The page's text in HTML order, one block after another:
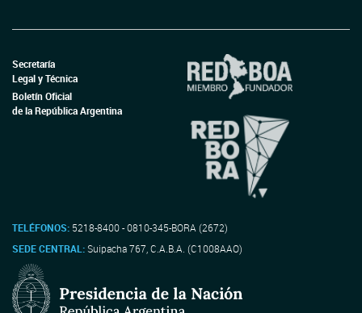
Secretaría
Legal y Técnica
Boletín Oficial
de la República Argentina
TELÉFONOS: 5218-8400 - 0810-345-BORA (2672)
SEDE CENTRAL:Suipacha 767, C.A.B.A. (C1008AAO)